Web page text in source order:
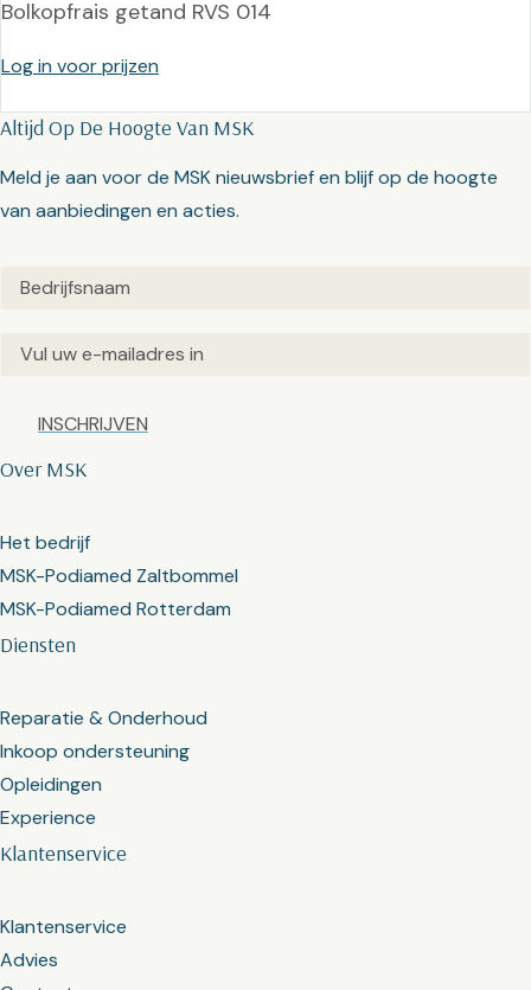
Bolkopfrais getand RVS 014
Log in voor prijzen
Klantenservice
Klantenservice
Advies
Diensten
Reparatie & Onderhoud
Inkoop ondersteuning
Opleidingen
Experience
Over MSK
Het bedrijf
MSK-Podiamed Zaltbommel
MSK-Podiamed Rotterdam
Altijd Op De Hoogte Van MSK
Meld je aan voor de MSK nieuwsbrief en blijf op de hoogte
van aanbiedingen en acties.
Untitled(Vereist)
Email(Vereist)
Captcha